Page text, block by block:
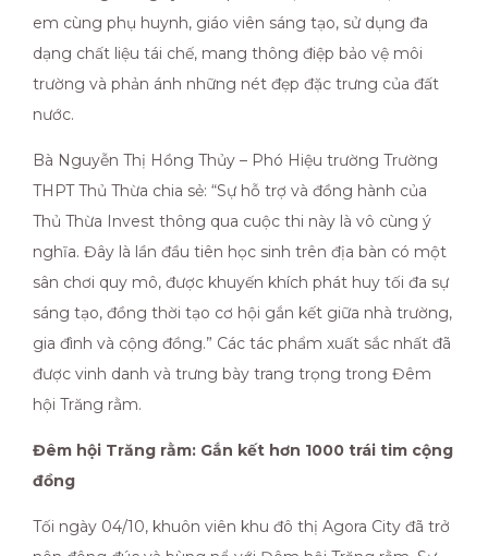
em cùng phụ huynh, giáo viên sáng tạo, sử dụng đa
dạng chất liệu tái chế, mang thông điệp bảo vệ môi
trường và phản ánh những nét đẹp đặc trưng của đất
nước.
Bà Nguyễn Thị Hồng Thủy – Phó Hiệu trường Trường
THPT Thủ Thừa chia sẻ: “Sự hỗ trợ và đồng hành của
Thủ Thừa Invest thông qua cuộc thi này là vô cùng ý
nghĩa. Đây là lần đầu tiên học sinh trên địa bàn có một
sân chơi quy mô, được khuyến khích phát huy tối đa sự
sáng tạo, đồng thời tạo cơ hội gắn kết giữa nhà trường,
gia đình và cộng đồng.” Các tác phẩm xuất sắc nhất đã
được vinh danh và trưng bày trang trọng trong Đêm
hội Trăng rằm.
Đêm hội Trăng rằm: Gắn kết hơn 1000 trái tim cộng
đồng
Tối ngày 04/10, khuôn viên khu đô thị Agora City đã trở